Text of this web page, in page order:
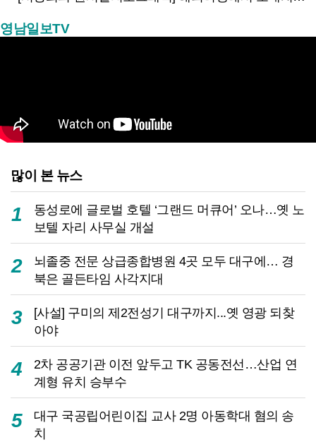
영남일보TV
많이 본 뉴스
1
동성로에 글로벌 호텔 ‘그랜드 머큐어’ 오나…옛 노
보텔 자리 사무실 개설
2
뇌졸중 전문 상급종합병원 4곳 모두 대구에… 경
북은 골든타임 사각지대
3
[사설] 구미의 제2전성기 대구까지...옛 영광 되찾
아야
4
2차 공공기관 이전 앞두고 TK 공동전선…산업 연
계형 유치 승부수
5
대구 국공립어린이집 교사 2명 아동학대 혐의 송
치